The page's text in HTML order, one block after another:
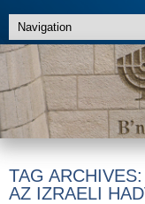
TAG ARCHIVES:
AZ IZRAELI